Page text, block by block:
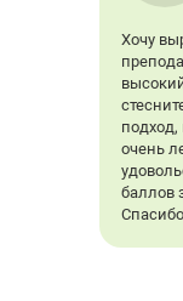
Хочу
очень
баллов